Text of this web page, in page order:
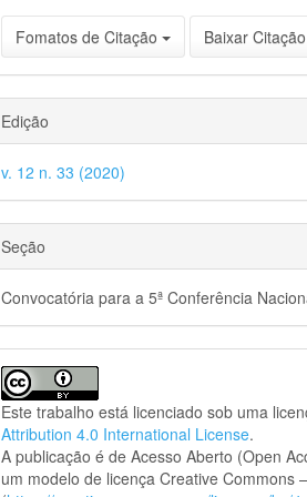
Fomatos de Citação Baixar
Edição
v. 12 n. 33 (2020)
Seção
Convocatória para a 5ª Conferência
Este trabalho está licenciado sob uma
Attribution 4.0 International License.
A publicação é de Acesso Aberto (Open
um modelo de licença Creative Commons